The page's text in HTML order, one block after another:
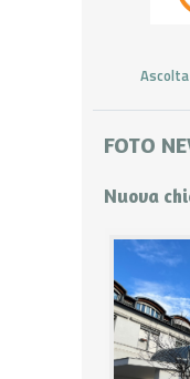
Ascolta
FOTO
Nuova